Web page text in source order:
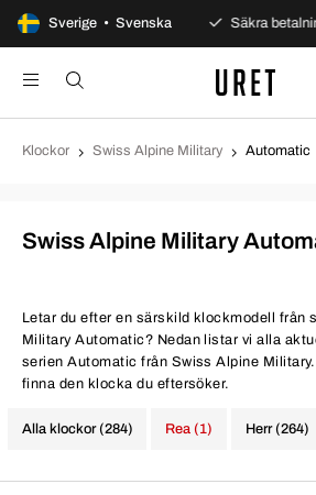
Sverige • Svenska
100 dagars öppet köp Säkra
Klockor Swiss Alpine Military Automatic
Swiss Alpine Military
Letar du efter en särskild klockmodell från
Military Automatic? Nedan listar vi alla
serien Automatic från Swiss Alpine
finna den klocka du eftersöker.
Alla klockor (284) Herr (264)
Rea (1)